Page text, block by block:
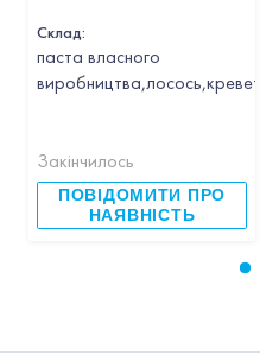
Склад:
паста власного
Закінчилось
ПОВІДОМИТИ ПРО
НАЯВНІСТЬ